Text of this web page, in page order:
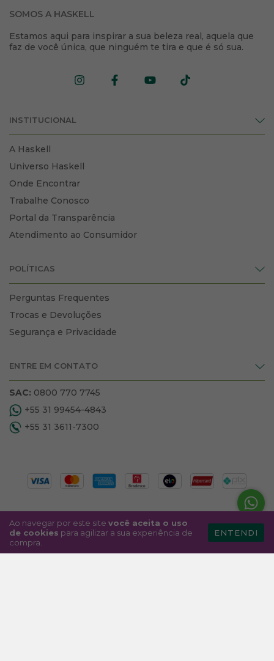
Ao navegar por este site você aceita o uso
de cookies para agilizar a sua experiência de
compra.
ENTENDI
SOMOS A HASKELL
Estamos aqui para inspirar a sua beleza real, aquela que
faz de você única, que ninguém te tira e que é só sua.
INSTITUCIONAL
A Haskell
Universo Haskell
Onde Encontrar
Trabalhe Conosco
Portal da Transparência
Atendimento ao Consumidor
POLÍTICAS
Perguntas Frequentes
Trocas e Devoluções
Segurança e Privacidade
ENTRE EM CONTATO
SAC: 0800 770 7745
+55 31 99454-4843
+55 31 3611-7300